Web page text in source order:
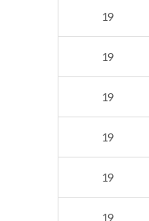
19
19
19
19
19
19